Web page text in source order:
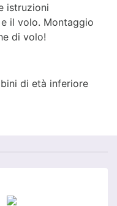
istruzioni
il volo. Montaggio
di volo!
di età inferiore